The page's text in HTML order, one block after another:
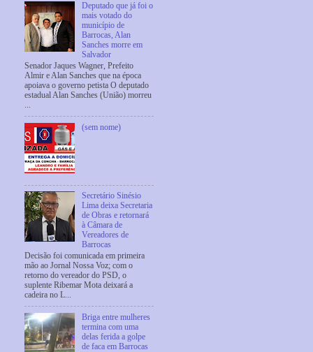
Deputado que já foi o
mais votado do
município de
Barrocas, Alan
Sanches morre em
Salvador
Senador Jaques Wagner, Prefeito
Almir e Alan Sanches que na época
apoiava o governo petista O deputado
estadual Alan Sanches (União) morreu
...
(sem nome)
Secretário Sinésio
Lima deixa Secretaria
de Obras e retornará
à Câmara de
Vereadores de
Barrocas
Decisão foi comunicada em primeira
mão ao Jornal Nossa Voz; com o
retorno do vereador do PSD, o
suplente Ribemar Mota deixará a
cadeira no L...
Briga entre mulheres
termina com uma
delas ferida a golpe
de faca em Barrocas